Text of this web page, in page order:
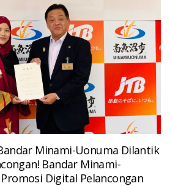
Minami-Uonuma Dilantik
Bandar Minami-
Digital Pelancongan